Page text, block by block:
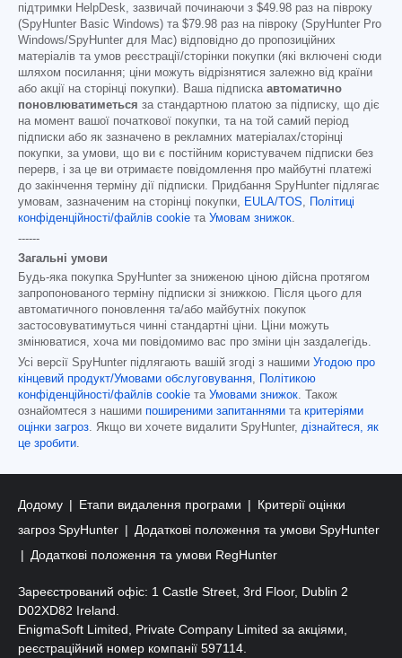
підтримки HelpDesk, зазвичай починаючи з $49.98 раз на півроку
(SpyHunter Basic Windows) та $79.98 раз на півроку (SpyHunter Pro
Windows/SpyHunter для Mac) відповідно до пропозиційних
матеріалів та умов реєстрації/сторінки покупки (які включені сюди
шляхом посилання; ціни можуть відрізнятися залежно від країни
або акції на сторінці покупки). Ваша підписка автоматично
поновлюватиметься за стандартною платою за підписку, що діє
на момент вашої початкової покупки, та на той самий період
підписки або як зазначено в рекламних матеріалах/сторінці
покупки, за умови, що ви є постійним користувачем підписки без
перерв, і за це ви отримаєте повідомлення про майбутні платежі
до закінчення терміну дії підписки. Придбання SpyHunter підлягає
умовам, зазначеним на сторінці покупки, EULA/TOS,
Політиці
конфіденційності/файлів cookie та Умовам знижок.
------
Загальні умови
Будь-яка покупка SpyHunter за зниженою ціною дійсна протягом
запропонованого терміну підписки зі знижкою. Після цього для
автоматичного поновлення та/або майбутніх покупок
застосовуватимуться чинні стандартні ціни. Ціни можуть
змінюватися, хоча ми повідомимо вас про зміни цін заздалегідь.
Усі версії SpyHunter підлягають вашій згоді з нашими Угодою про
кінцевий продукт/Умовами обслуговування,
Політикою
конфіденційності/файлів cookie та Умовами знижок. Також
ознайомтеся з нашими поширеними запитаннями та критеріями
оцінки загроз. Якщо ви хочете видалити SpyHunter, дізнайтеся, як
це зробити.
Додому Етапи видалення програми
Критерії оцінки
загроз SpyHunter
Додаткові положення та умови SpyHunter
Додаткові положення та умови RegHunter
Зареєстрований офіс: 1 Castle Street, 3rd Floor, Dublin 2
D02XD82 Ireland.
EnigmaSoft Limited, Private Company Limited за акціями,
реєстраційний номер компанії 597114.